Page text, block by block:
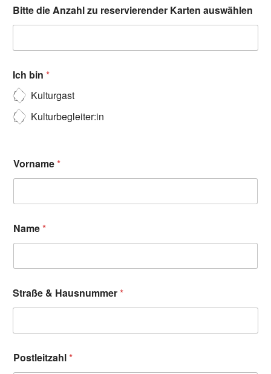
Bitte die Anzahl zu reservierender Karten auswählen
Ich bin *
Kulturgast
Kulturbegleiter:in
Vorname*
Name*
Straße & Hausnummer*
Postleitzahl*